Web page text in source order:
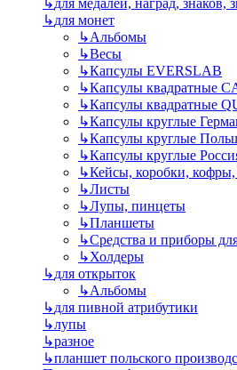
↳для монет
↳Альбомы
↳Весы
↳Капсулы EVERSLAB
↳Капсулы квадратные
↳Капсулы квадратные
↳Капсулы круглые
↳Капсулы круглые
↳Капсулы круглые
↳Кейсы, коробки,
↳Листы
↳Лупы, пинцеты
↳Планшеты
↳Средства и приборы
↳Холдеры
↳для открыток
↳Альбомы
↳для пивной атрибутики
↳лупы
↳разное
↳планшет польского